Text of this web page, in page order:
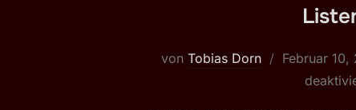
von Tobias Dorn Februar 10,